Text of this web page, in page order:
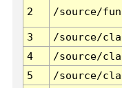
2 /source/
3 /source/
4
/source/
5
/source/